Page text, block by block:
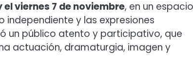
el viernes 7 de noviembre, en un espacio
y las expresiones
un público atento y participativo, que
actuación, dramaturgia, imagen y